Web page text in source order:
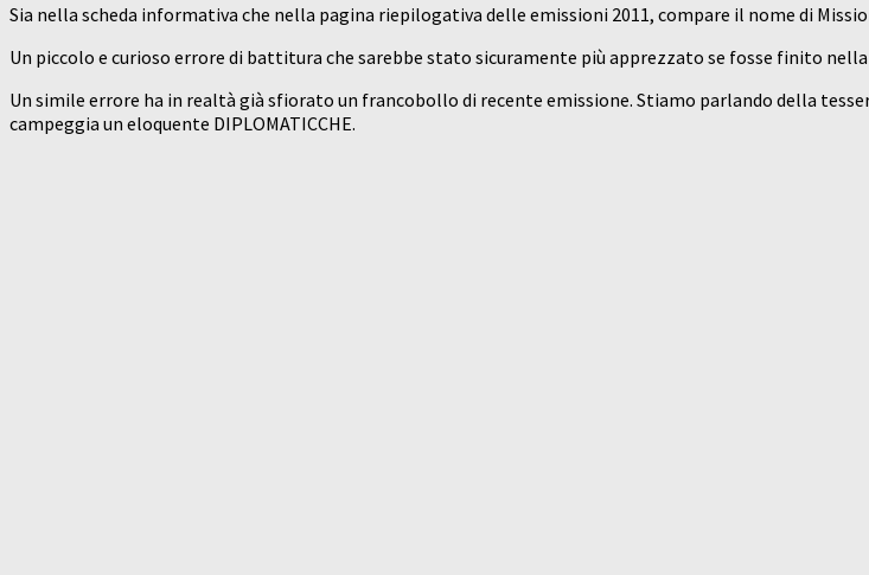
Sia nella scheda informativa che nella pagina riepilogativa delle emissioni 2011, compare il nome di
Un piccolo e curioso errore di battitura che sarebbe stato sicuramente più apprezzato se fosse finito
Un simile errore ha in realtà già sfiorato un francobollo di recente emissione. Stiamo parlando della
campeggia un eloquente DIPLOMATICCHE.